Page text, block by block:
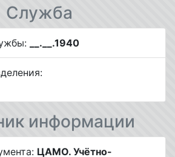
Служба
__.__.1940
информации
ЦАМО. Учётно-